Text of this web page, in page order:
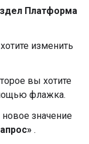
Платформа
изменить
вы хотите
флажка.
значение
.